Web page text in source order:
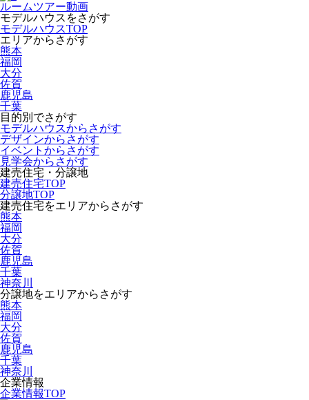
ルームツアー動画
モデルハウスをさがす
モデルハウスTOP
エリアからさがす
熊本
福岡
大分
佐賀
鹿児島
千葉
目的別でさがす
モデルハウスからさがす
デザインからさがす
イベントからさがす
見学会からさがす
建売住宅・分譲地
建売住宅TOP
分譲地TOP
建売住宅をエリアからさがす
熊本
福岡
大分
佐賀
鹿児島
千葉
神奈川
分譲地をエリアからさがす
熊本
福岡
大分
佐賀
鹿児島
千葉
神奈川
企業情報
企業情報TOP